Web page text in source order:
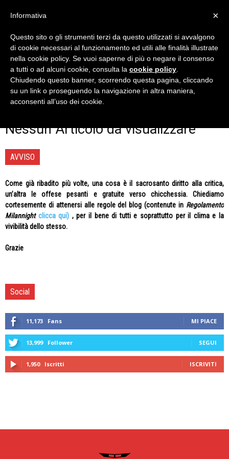
Home Redazionali Sermoni
SERMONI
I Sermoni di Milan Night, quello che pensiamo su squadra e
società senza sconti per nessuno.
Nessun Articolo da visualizzare
AVVISO
Come già ribadito più volte, una cosa è il sacrosanto diritto alla critica,
un’altra le offese pesanti e gratuite verso chicchessia. Chiediamo
cortesemente di attenersi alle regole del blog (contenute in Regolamento
Milannight clicca qui) , per il bene di tutti e soprattutto per il clima e la
vivibilità dello stesso.
Grazie
Social
11,173 Fans MI PIACE
13,999 Follower SEGUI
1,950 Iscritti ISCRIVITI
×
Informativa
Questo sito o gli strumenti terzi da questo utilizzati si avvalgono
di cookie necessari al funzionamento ed utili alle finalità illustrate
nella cookie policy. Se vuoi saperne di più o negare il consenso
a tutti o ad alcuni cookie, consulta la cookie policy
Chiudendo questo banner, scorrendo questa pagina, cliccando
su un link o proseguendo la navigazione in altra maniera,
acconsenti all’uso dei cookie.